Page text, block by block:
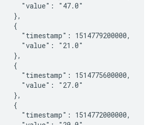
"value": "47.0"
},
{
"timestamp": 1514779200000,
"value": "21.0"
},
{
"timestamp": 1514775600000,
"value": "27.0"
},
{
"timestamp": 1514772000000,